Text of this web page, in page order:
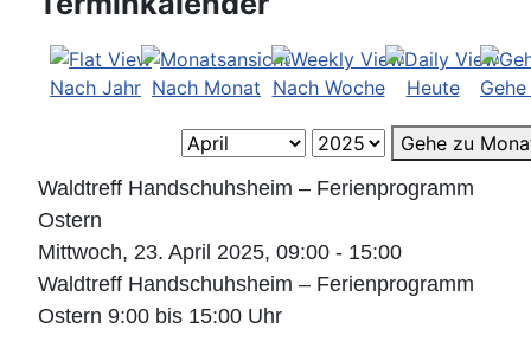
Nach Jahr Nach Monat Nach Woche Heute
Gehe zu
Waldtreff Handschuhsheim – Ferienprogramm
Ostern
Mittwoch, 23. April 2025, 09:00 - 15:00
Waldtreff Handschuhsheim – Ferienprogramm
Ostern 9:00 bis 15:00 Uhr